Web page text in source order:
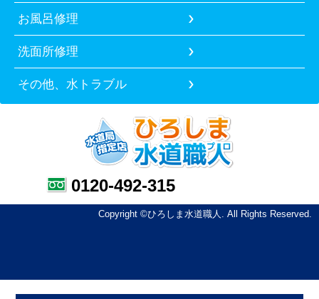
お風呂修理
洗面所修理
その他、水トラブル
0120-492-315
Copyright ©ひろしま水道職人. All Rights Reserved.